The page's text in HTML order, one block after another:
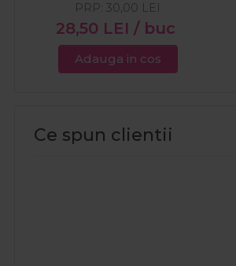
28,50 LEI / buc
PRP:30,00 LEI
Adauga in cos
Ce spun clientii